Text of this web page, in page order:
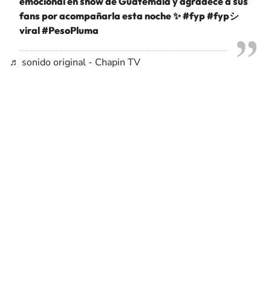
fans por acompañarla esta noche ✨#fyp#fypシ゚
viral#PesoPluma
♬ sonido original - Chapin TV